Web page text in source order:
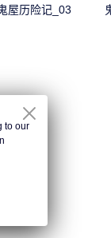
屋历险记_03
to our